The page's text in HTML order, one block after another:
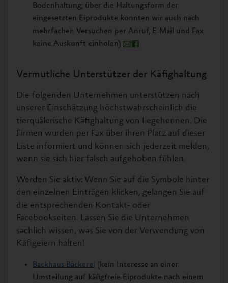
Bodenhaltung; über die Haltungsform der
eingesetzten Eiprodukte konnten wir auch nach
mehrfachen Versuchen per Anruf, E-Mail und Fax
keine Auskunft einholen)
Vermutliche Unterstützer der Käfighaltung
Die folgenden Unternehmen unterstützen nach
unserer Einschätzung höchstwahrscheinlich die
tierquälerische Käfighaltung von Legehennen. Die
Firmen wurden per Fax über ihren Platz auf dieser
Liste informiert und können sich jederzeit melden,
wenn sie sich hier falsch aufgehoben fühlen.
Werden Sie aktiv: Wenn Sie auf die Symbole hinter
den einzelnen Einträgen klicken, gelangen Sie auf
die entsprechenden Kontakt- oder
Facebookseiten. Lassen Sie die Unternehmen
sachlich wissen, was Sie von der Verwendung von
Käfigeiern halten!
Backhaus Bäckerei (kein Interesse an einer
Umstellung auf käfigfreie Eiprodukte nach einem